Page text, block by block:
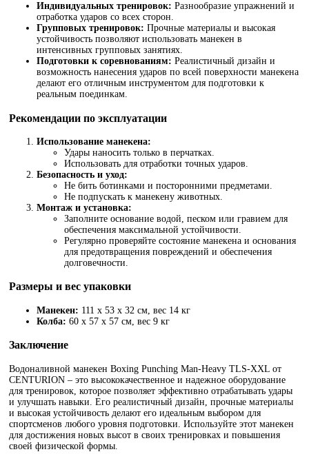
Индивидуальных тренировок: Разнообразие упражнений и
отработка ударов со всех сторон.
Групповых тренировок: Прочные материалы и высокая
устойчивость позволяют использовать манекен в
интенсивных групповых занятиях.
Подготовки к соревнованиям: Реалистичный дизайн и
возможность нанесения ударов по всей поверхности манекена
делают его отличным инструментом для подготовки к
реальным поединкам.
Рекомендации по эксплуатации
Использование манекена:
Удары наносить только в перчатках.
Использовать для отработки точных ударов.
Безопасность и уход:
Не бить ботинками и посторонними предметами.
Не подпускать к манекену животных.
Монтаж и установка:
Заполните основание водой, песком или гравием для
обеспечения максимальной устойчивости.
Регулярно проверяйте состояние манекена и основания
для предотвращения повреждений и обеспечения
долговечности.
Размеры и вес упаковки
Манекен: 111 х 53 х 32 см, вес 14 кг
Колба: 60 х 57 х 57 см, вес 9 кг
Заключение
Водоналивной манекен Boxing Punching Man-Heavy TLS-XXL от
CENTURION – это высококачественное и надежное оборудование
для тренировок, которое позволяет эффективно отрабатывать удары
и улучшать навыки. Его реалистичный дизайн, прочные материалы
и высокая устойчивость делают его идеальным выбором для
спортсменов любого уровня подготовки. Используйте этот манекен
для достижения новых высот в своих тренировках и повышения
своей физической формы.